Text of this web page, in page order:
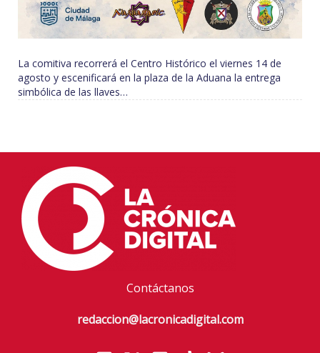
La comitiva recorrerá el Centro Histórico el viernes 14 de
agosto y escenificará en la plaza de la Aduana la entrega
simbólica de las llaves…
Contáctanos
redaccion@lacronicadigital.com